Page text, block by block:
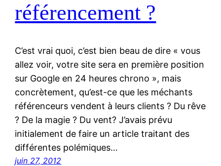
référencement ?
C’est vrai quoi, c’est bien beau de dire « vous
allez voir, votre site sera en première position
sur Google en 24 heures chrono », mais
concrètement, qu’est-ce que les méchants
référenceurs vendent à leurs clients ? Du rêve
? De la magie ? Du vent? J’avais prévu
initialement de faire un article traitant des
différentes polémiques…
juin 27, 2012